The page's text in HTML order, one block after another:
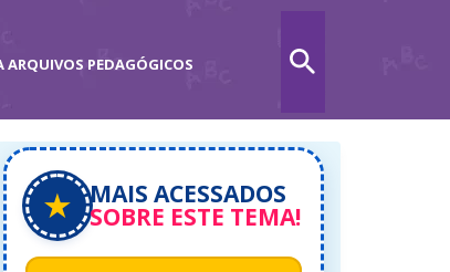
ARQUIVOS PEDAGÓGICOS
★ MAIS ACESSADOS
SOBRE ESTE TEMA!